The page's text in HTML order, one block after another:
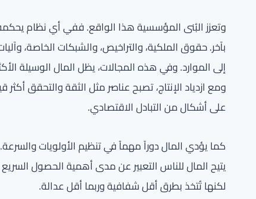
وتعزز البُنى المؤسسية هذا الواقع. ففي أي نظام
بآخر. حقوق الملكية، والتراخيص، والشبكات الخاصة،
إلى الموارد. وفي هذه المجالات، يظل المال الوسيلة
ومع ازدياد الإنتاج، تصبح عناصر مثل الثقة والتحقق
على أشكال من التبادل الاقتصادي.
كما يؤدي المال دوراً مهماً في تنظيم الأولويات
يتيح المال للناس التعبير عن مدى أهمية الحصول
لكنها تُتخذ بطرق أقل شفافية وربما أقل عدالة.